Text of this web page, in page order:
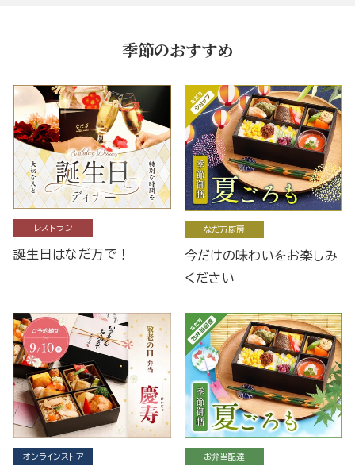
季節のおすすめ
レストラン
誕生日はなだ万で！
なだ万厨房
今だけの味わいをお楽しみ
ください
オンラインストア お弁当配達